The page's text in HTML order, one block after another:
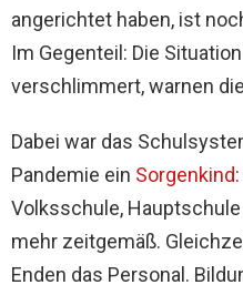
angerichtet haben, ist
Im Gegenteil: Die
verschlimmert, warnen
Dabei war das
Pandemie ein Sorgenkind
Volksschule,
mehr zeitgemäß.
Enden das Personal.